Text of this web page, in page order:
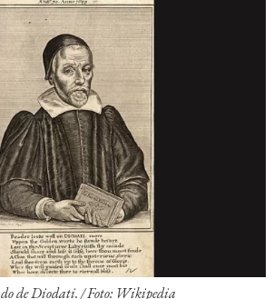
de Diodati. /Foto: Wikipedia